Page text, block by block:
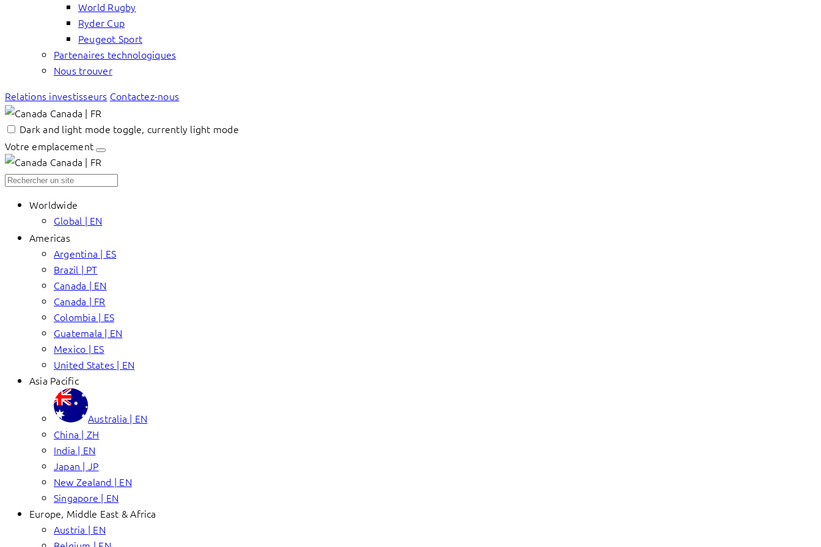
World Rugby
Ryder Cup
Peugeot Sport
Partenaires technologiques
Nous trouver
Relations investisseurs Contactez-nous
Canada | FR
Dark and light mode toggle, currently light mode
Votre emplacement
Canada | FR
Worldwide
Global | EN
Americas
Argentina | ES
Brazil | PT
Canada | EN
Canada | FR
Colombia | ES
Guatemala | EN
Mexico | ES
United States | EN
Asia Pacific
Australia | EN
China | ZH
India | EN
Japan | JP
New Zealand | EN
Singapore | EN
Europe, Middle East & Africa
Austria | EN